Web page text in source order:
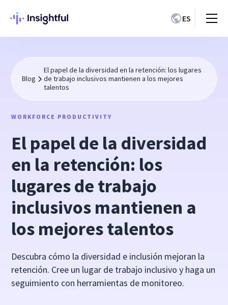
ES
Blog
El papel de la diversidad en la retención: los lugares
de trabajo inclusivos mantienen a los mejores
talentos
WORKFORCE PRODUCTIVITY
El papel de la diversidad
en la retención: los
lugares de trabajo
inclusivos mantienen a
los mejores talentos
Descubra cómo la diversidad e inclusión mejoran la
retención. Cree un lugar de trabajo inclusivo y haga un
seguimiento con herramientas de monitoreo.